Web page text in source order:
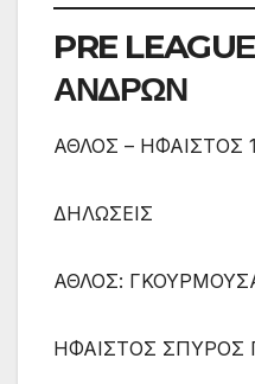
PRE
ΑΝΔΡΩΝ
ΑΘΛΟΣ – ΗΦΑΙΣΤΟΣ
ΔΗΛΩΣΕΙΣ
ΑΘΛΟΣ:
ΗΦΑΙΣΤΟΣ ΣΠΥΡΟΣ